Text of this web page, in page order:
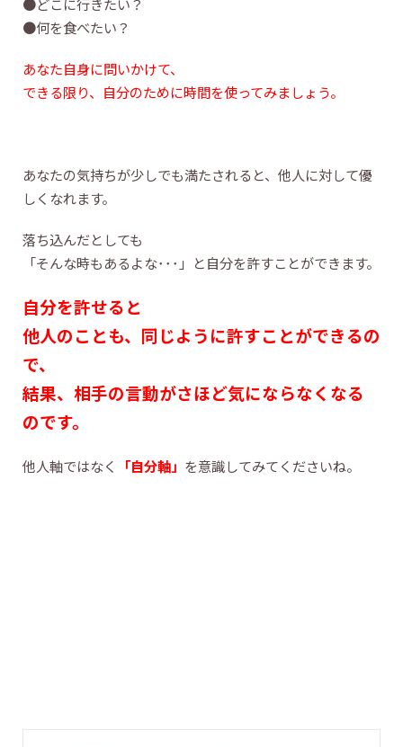
●何を食べたい？
あなた自身に問いかけて、
できる限り、自分のために時間を使ってみましょう。
あなたの気持ちが少しでも満たされると、他人に対して優
しくなれます。
落ち込んだとしても
「そんな時もあるよな･･･」と自分を許すことができます。
自分を許せると
他人のことも、同じように許すことができるの
で、
結果、相手の言動がさほど気にならなくなる
のです。
他人軸ではなく 「自分軸」 を意識してみてくださいね。